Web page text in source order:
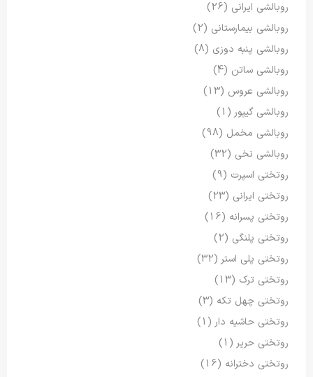
روبالشی ایرانی (26)
روبالشی بیمارستانی (2)
روبالشی پنبه دوزی (8)
روبالشی ساتن (4)
روبالشی عروس (13)
روبالشی گیپور (1)
روبالشی مخمل (98)
روبالشی نخی (32)
روتختی اسپرت (9)
روتختی ایرانی (23)
روتختی پسرانه (16)
روتختی پلنگی (2)
روتختی پلی استر (32)
روتختی ترک (13)
روتختی چهل تکه (3)
روتختی حاشیه دار (1)
روتختی حریر (1)
روتختی دخترانه (16)